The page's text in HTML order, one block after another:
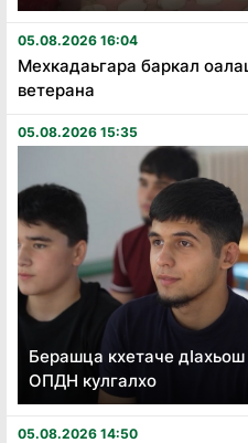
05.08.2026 16:04
Мехкадаьгара баркал
ветерана
05.08.2026 15:35
Берашца кхетаче
ОПДН кулгалхо
05.08.2026 14:50